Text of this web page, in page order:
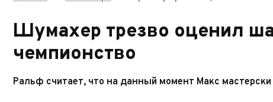
Шумахер трезво оценил
чемпионство
Ральф считает, что на данный момент Макс